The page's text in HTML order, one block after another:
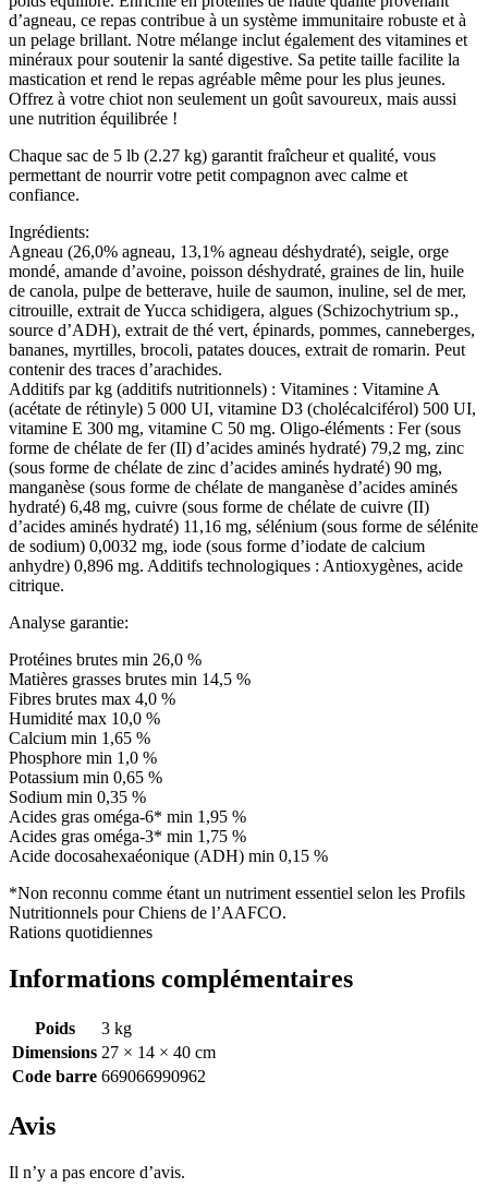
d’agneau, ce repas contribue à un système immunitaire robuste et à
un pelage brillant. Notre mélange inclut également des vitamines et
minéraux pour soutenir la santé digestive. Sa petite taille facilite la
mastication et rend le repas agréable même pour les plus jeunes.
Offrez à votre chiot non seulement un goût savoureux, mais aussi
une nutrition équilibrée !
Chaque sac de 5 lb (2.27 kg) garantit fraîcheur et qualité, vous
permettant de nourrir votre petit compagnon avec calme et
confiance.
Ingrédients:
Agneau (26,0% agneau, 13,1% agneau déshydraté), seigle, orge
mondé, amande d’avoine, poisson déshydraté, graines de lin, huile
de canola, pulpe de betterave, huile de saumon, inuline, sel de mer,
citrouille, extrait de Yucca schidigera, algues (Schizochytrium sp.,
source d’ADH), extrait de thé vert, épinards, pommes, canneberges,
bananes, myrtilles, brocoli, patates douces, extrait de romarin. Peut
contenir des traces d’arachides.
Additifs par kg (additifs nutritionnels) : Vitamines : Vitamine A
(acétate de rétinyle) 5 000 UI, vitamine D3 (cholécalciférol) 500 UI,
vitamine E 300 mg, vitamine C 50 mg. Oligo-éléments : Fer (sous
forme de chélate de fer (II) d’acides aminés hydraté) 79,2 mg, zinc
(sous forme de chélate de zinc d’acides aminés hydraté) 90 mg,
manganèse (sous forme de chélate de manganèse d’acides aminés
hydraté) 6,48 mg, cuivre (sous forme de chélate de cuivre (II)
d’acides aminés hydraté) 11,16 mg, sélénium (sous forme de sélénite
de sodium) 0,0032 mg, iode (sous forme d’iodate de calcium
anhydre) 0,896 mg. Additifs technologiques : Antioxygènes, acide
citrique.
Analyse garantie:
Protéines brutes min 26,0 %
Matières grasses brutes min 14,5 %
Fibres brutes max 4,0 %
Humidité max 10,0 %
Calcium min 1,65 %
Phosphore min 1,0 %
Potassium min 0,65 %
Sodium min 0,35 %
Acides gras oméga-6* min 1,95 %
Acides gras oméga-3* min 1,75 %
Acide docosahexaéonique (ADH) min 0,15 %
*Non reconnu comme étant un nutriment essentiel selon les Profils
Nutritionnels pour Chiens de l’AAFCO.
Rations quotidiennes
Informations complémentaires
Poids
3 kg
Dimensions 27 × 14 × 40 cm
Code barre 669066990962
Avis
Il n’y a pas encore d’avis.